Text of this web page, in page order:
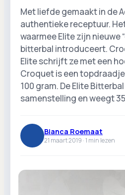
Met liefde gemaakt in de
authentieke receptuur.
waarmee Elite zijn nieuwe
bitterbal introduceert.
Elite schrijft ze met een
Croquet is een
100 gram. De Elite
samenstelling en weegt
Bianca Roemaat
21 maart 2019 ·1 min lezen